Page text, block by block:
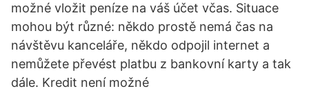
možné vložit peníze na váš účet včas. Situace
mohou být různé: někdo prostě nemá čas na
návštěvu kanceláře, někdo odpojil internet a
nemůžete převést platbu z bankovní karty a tak
dále. Kredit není možné